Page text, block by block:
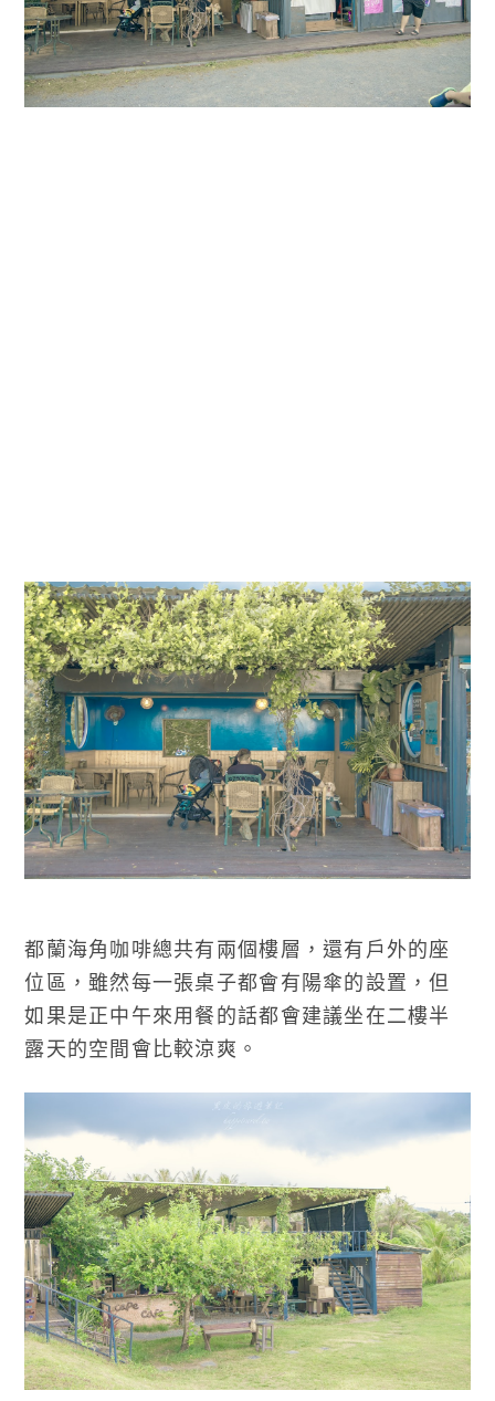
都蘭海角咖啡總共有兩個樓層，還有戶外的座
位區，雖然每一張桌子都會有陽傘的設置，但
如果是正中午來用餐的話都會建議坐在二樓半
露天的空間會比較涼爽。